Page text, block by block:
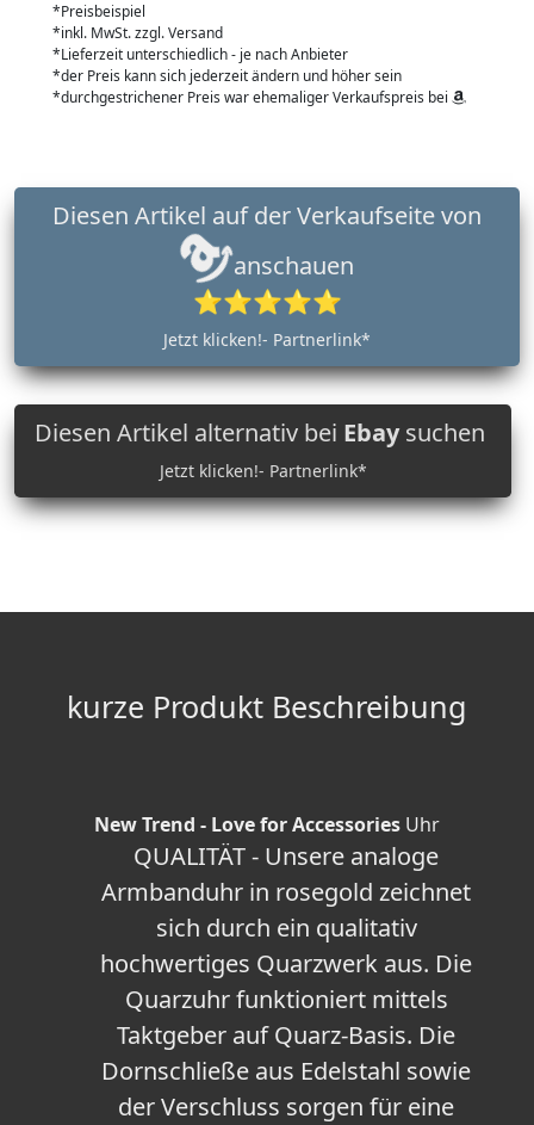
*Preisbeispiel
*inkl. MwSt. zzgl. Versand
*Lieferzeit unterschiedlich - je nach Anbieter
*der Preis kann sich jederzeit ändern und höher sein
*durchgestrichener Preis war ehemaliger Verkaufspreis bei
anschauen
⭐⭐⭐⭐⭐
Jetzt klicken!- Partnerlink*
Diesen Artikel alternativ bei Ebaysuchen
Jetzt klicken!- Partnerlink*
kurze Produkt Beschreibung
New Trend - Love for Accessories Uhr
QUALITÄT - Unsere analoge
Armbanduhr in rosegold zeichnet
sich durch ein qualitativ
hochwertiges Quarzwerk aus. Die
Quarzuhr funktioniert mittels
Taktgeber auf Quarz-Basis. Die
Dornschließe aus Edelstahl sowie
der Verschluss sorgen für eine